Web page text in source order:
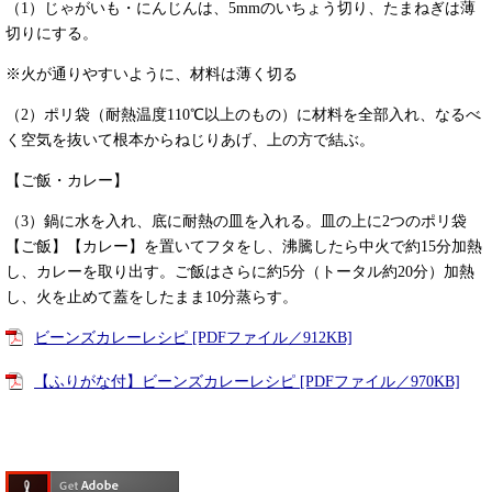
（1）じゃがいも・にんじんは、5mmのいちょう切り、たまねぎは薄
切りにする。
※火が通りやすいように、材料は薄く切る
（2）ポリ袋（耐熱温度110℃以上のもの）に材料を全部入れ、なるべ
く空気を抜いて根本からねじりあげ、上の方で結ぶ。
【ご飯・カレー】
（3）鍋に水を入れ、底に耐熱の皿を入れる。皿の上に2つのポリ袋
【ご飯】【カレー】を置いてフタをし、沸騰したら中火で約15分加熱
し、カレーを取り出す。ご飯はさらに約5分（トータル約20分）加熱
し、火を止めて蓋をしたまま10分蒸らす。
ビーンズカレーレシピ [PDFファイル／912KB]
【ふりがな付】ビーンズカレーレシピ [PDFファイル／970KB]